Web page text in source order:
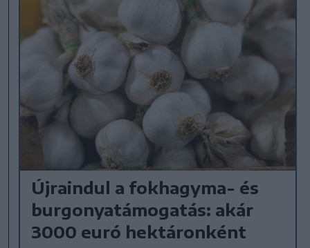
Újraindul a fokhagyma- és
burgonyatámogatás: akár
3000 euró hektáronként